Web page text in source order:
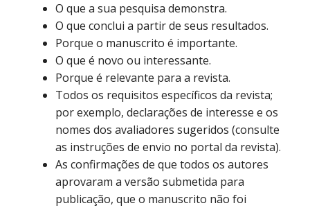
O que a sua pesquisa demonstra.
O que conclui a partir de seus resultados.
Porque o manuscrito é importante.
O que é novo ou interessante.
Porque é relevante para a revista.
Todos os requisitos específicos da revista;
por exemplo, declarações de interesse e os
nomes dos avaliadores sugeridos (consulte
as instruções de envio no portal da revista).
As confirmações de que todos os autores
aprovaram a versão submetida para
publicação, que o manuscrito não foi